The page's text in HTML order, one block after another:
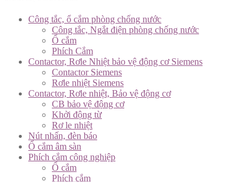
Công tắc, ổ cắm phòng chống nước
Công tắc, Ngắt điện phòng chống nước
Ổ cắm
Phích Cắm
Contactor, Rơle Nhiệt bảo vệ động cơ Siemens
Contactor Siemens
Rơle nhiệt Siemens
Contactor, Rơle nhiệt, Bảo vệ động cơ
CB bảo vệ động cơ
Khởi động từ
Rơ le nhiệt
Nút nhấn, đèn báo
Ổ cắm âm sàn
Phích cắm công nghiệp
Ổ cắm
Phích cắm